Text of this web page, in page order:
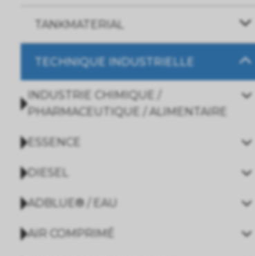
TANKMATERIAL
TECHNIQUE INDUSTRIELLE
INDUSTRIE CHIMIQUE /
PHARMACEUTIQUE / ALIMENTAIRE
ESSENCE
DIESEL
ADBLUE® / EAU
AIR COMPRIMÉ